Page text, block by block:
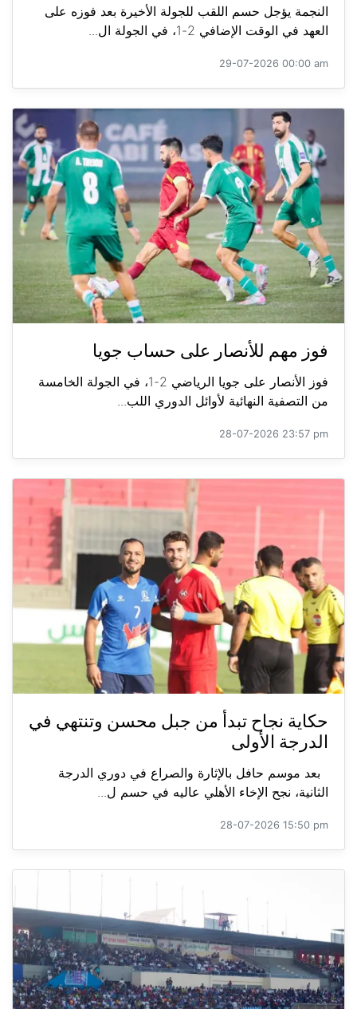
النجمة يؤجل حسم اللقب للجولة الأخيرة بعد فوزه على
العهد في الوقت الإضافي 2-1، في الجولة ال...
29-07-2026 00:00 am
فوز مهم للأنصار على حساب جويا
فوز الأنصار على جويا الرياضي 2-1، في الجولة الخامسة
من التصفية النهائية لأوائل الدوري اللب...
28-07-2026 23:57 pm
حكاية نجاح تبدأ من جبل محسن وتنتهي في
الدرجة الأولى
بعد موسم حافل بالإثارة والصراع في دوري الدرجة
الثانية، نجح الإخاء الأهلي عاليه في حسم ل...
28-07-2026 15:50 pm